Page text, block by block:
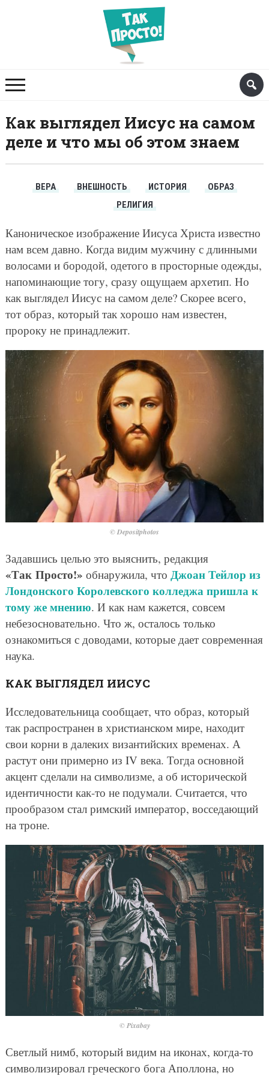
Как выглядел Иисус на самом
деле и что мы об этом знаем
ВЕРА ВНЕШНОСТЬ ИСТОРИЯ
ОБРАЗ
РЕЛИГИЯ
Каноническое изображение Иисуса Христа известно
нам всем давно. Когда видим мужчину с длинными
волосами и бородой, одетого в просторные одежды,
напоминающие тогу, сразу ощущаем архетип. Но
как выглядел Иисус на самом деле? Скорее всего,
тот образ, который так хорошо нам известен,
пророку не принадлежит.
© Depositphotos
Задавшись целью это выяснить, редакция
«Так Просто!» обнаружила, что Джоан Тейлор из
Лондонского Королевского колледжа пришла к
тому же мнению. И как нам кажется, совсем
небезосновательно. Что ж, осталось только
ознакомиться с доводами, которые дает современная
наука.
КАК ВЫГЛЯДЕЛ ИИСУС
Исследовательница сообщает, что образ, который
так распространен в христианском мире, находит
свои корни в далеких византийских временах. А
растут они примерно из IV века. Тогда основной
акцент сделали на символизме, а об исторической
идентичности как-то не подумали. Считается, что
прообразом стал римский император, восседающий
на троне.
© Pixabay
Светлый нимб, который видим на иконах, когда-то
символизировал греческого бога Аполлона, но